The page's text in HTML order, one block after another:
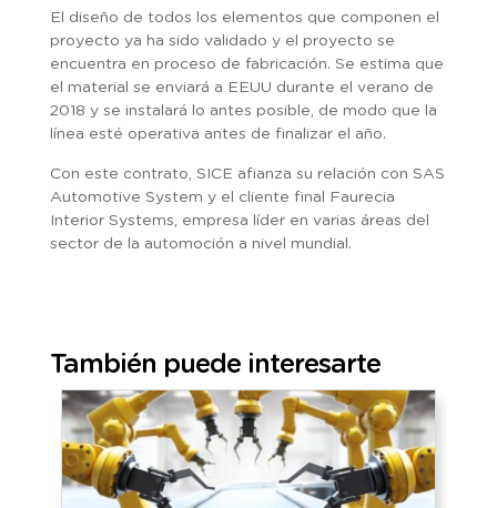
El diseño de todos los elementos que componen el
proyecto ya ha sido validado y el proyecto se
encuentra en proceso de fabricación. Se estima que
el material se enviará a EEUU durante el verano de
2018 y se instalará lo antes posible, de modo que la
línea esté operativa antes de finalizar el año.
Con este contrato, SICE afianza su relación con SAS
Automotive System y el cliente final Faurecia
Interior Systems, empresa líder en varias áreas del
sector de la automoción a nivel mundial.
También puede interesarte